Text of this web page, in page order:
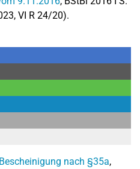
VI R 24/20).
Bescheinigung nach §35a,